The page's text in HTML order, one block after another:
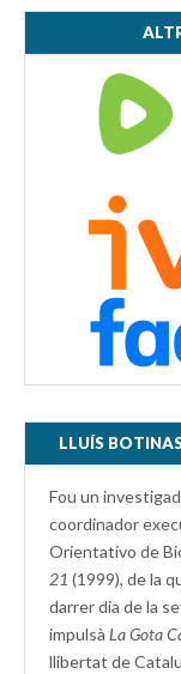
LLUÍS
Fou un
coordinador
Orientativo de
21 (1999), de la
darrer dia de la
impulsà La Gota
llibertat de